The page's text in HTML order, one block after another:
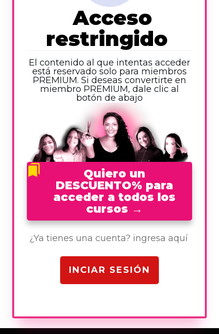
Acceso
restringido
El contenido al que intentas acceder
está reservado solo para miembros
PREMIUM. Si deseas convertirte en
miembro PREMIUM, dale clic al
botón de abajo
Quiero un
DESCUENTO% para
acceder a todos los
cursos →
¿Ya tienes una cuenta? ingresa aquí
INCIAR SESIÓN